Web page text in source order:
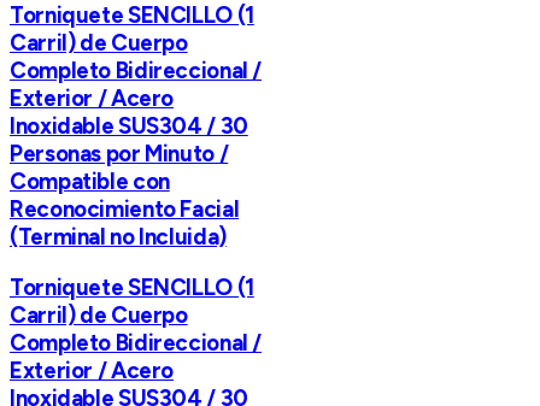
Torniquete SENCILLO (1
Carril) de Cuerpo
Completo Bidireccional /
Exterior / Acero
Inoxidable SUS304 / 30
Personas por Minuto /
Compatible con
Reconocimiento Facial
(Terminal no Incluida)
Torniquete SENCILLO (1
Carril) de Cuerpo
Completo Bidireccional /
Exterior / Acero
Inoxidable SUS304 / 30